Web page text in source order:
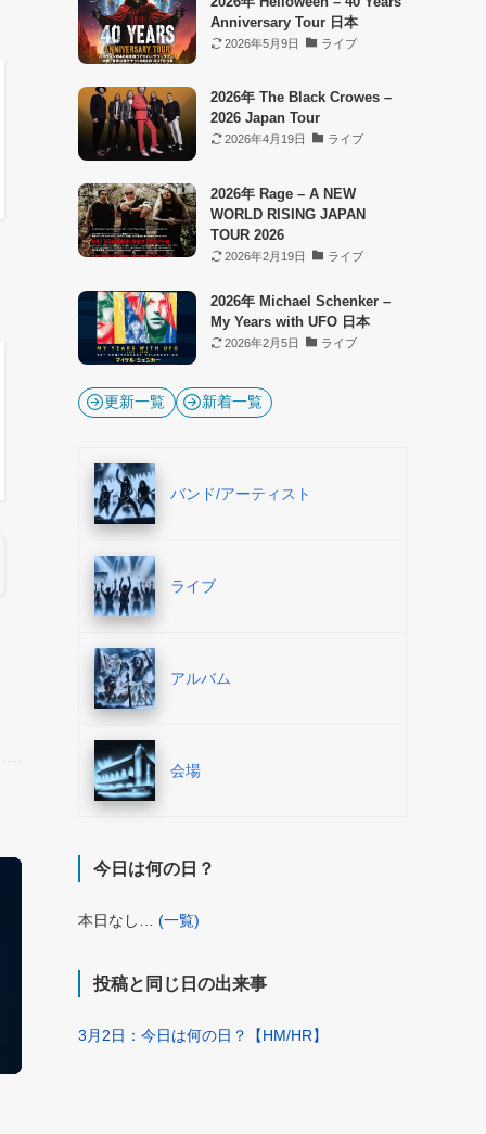
Anniversary Tour 日本
2026年5月9日 ライブ
2026年 The Black Crowes –
2026 Japan Tour
2026年4月19日 ライブ
2026年 Rage – A NEW
WORLD RISING JAPAN
TOUR 2026
2026年2月19日 ライブ
2026年 Michael Schenker –
My Years with UFO 日本
2026年2月5日 ライブ
更新一覧 新着一覧
バンド/アーティスト
ライブ
アルバム
会場
今日は何の日？
本日なし… (一覧)
投稿と同じ日の出来事
3月2日：今日は何の日？【HM/HR】